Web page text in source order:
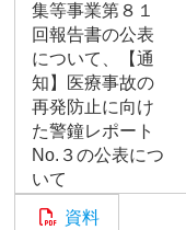
集等事業第８１
回報告書の公表
について、【通
知】医療事故の
再発防止に向け
た警鐘レポート
No.３の公表につ
いて
資料